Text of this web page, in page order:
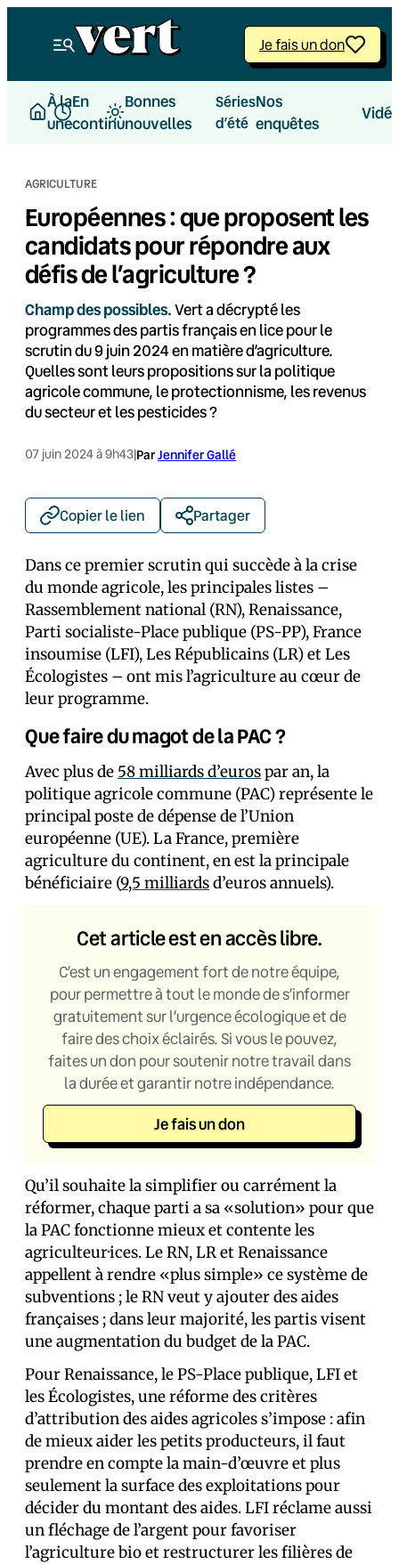
Je fais un don
À la
une
En
continu
Bonnes
nouvelles
Séries
d’été
Nos
enquêtes
AGRICULTURE
Européennes : que proposent les
candidats pour répondre aux
défis de l’agriculture ?
Champ des possibles.Vert a décrypté les
programmes des partis français en lice pour le
scrutin du 9 juin 2024 en matière d’agriculture.
Quelles sont leurs propositions sur la politique
agricole commune, le protectionnisme, les revenus
du secteur et les pesticides ?
07 juin 2024 à 9h43|ParJennifer Gallé
Copier le lien Partager
Dans ce premier scrutin qui succède à la crise
du monde agricole, les principales listes –
Rassemblement national (RN), Renaissance,
Parti socialiste-Place publique (PS-PP), France
insoumise (LFI), Les Républicains (LR) et Les
Écologistes – ont mis l’agriculture au cœur de
leur programme.
Que faire du magot de la PAC ?
Avec plus de 58 milliards d’eurospar an, la
politique agricole commune (PAC) représente le
principal poste de dépense de l’Union
européenne (UE). La France, première
agriculture du continent, en est la principale
bénéficiaire (9,5 milliardsd’euros annuels).
Cet article est en accès libre.
C’est un engagement fort de notre équipe,
pour permettre à tout le monde de s’informer
gratuitement sur l’urgence écologique et de
faire des choix éclairés. Si vous le pouvez,
faites un don pour soutenir notre travail dans
la durée et garantir notre indépendance.
Je fais un don
Qu’il souhaite la simplifier ou carrément la
réformer, chaque parti a sa «solution» pour que
la PAC fonctionne mieux et contente les
agriculteur·ices. Le RN, LR et Renaissance
appellent à rendre «plus simple» ce système de
subventions ; le RN veut y ajouter des aides
françaises ; dans leur majorité, les partis visent
une augmentation du budget de la PAC.
Pour Renaissance, le PS-Place publique, LFI et
les Écologistes, une réforme des critères
d’attribution des aides agricoles s’impose : afin
de mieux aider les petits producteurs, il faut
prendre en compte la main-d’œuvre et plus
seulement la surface des exploitations pour
décider du montant des aides. LFI réclame aussi
un fléchage de l’argent pour favoriser
l’agriculture bio et restructurer les filières de